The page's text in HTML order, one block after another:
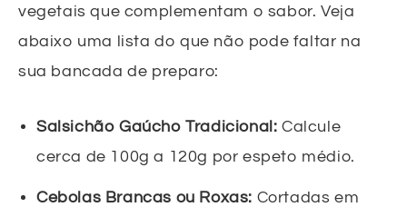
vegetais que complementam o sabor. Veja
abaixo uma lista do que não pode faltar na
sua bancada de preparo:
Salsichão Gaúcho Tradicional: Calcule
cerca de 100g a 120g por espeto médio.
Cebolas Brancas ou Roxas: Cortadas em